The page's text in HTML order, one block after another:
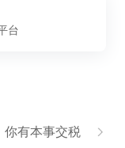
台
你有本事交税